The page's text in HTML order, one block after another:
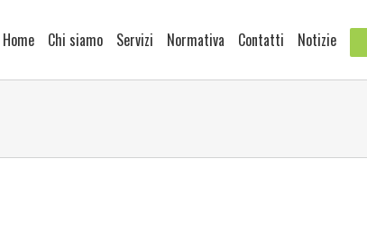
Home Chi siamo Servizi Normativa Contatti Notizie